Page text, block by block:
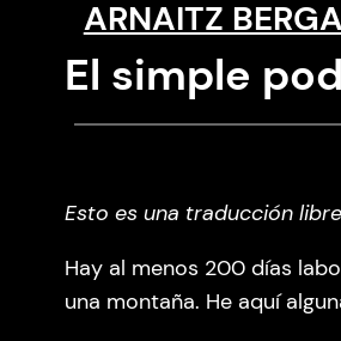
contenido
ARNAITZ
El simple
Esto es una traducción
Hay al menos 200 días
una montaña. He aquí